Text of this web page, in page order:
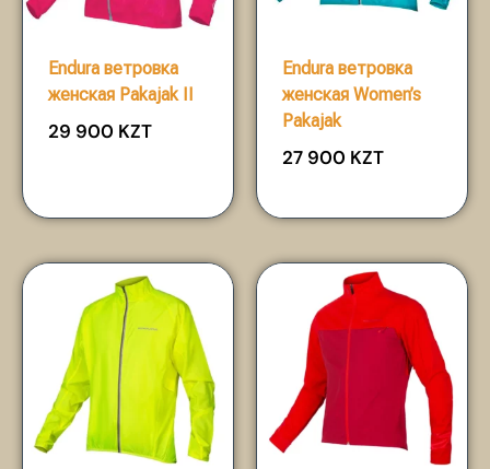
Endura ветровка
женская Pakajak II
29 900 KZT
Endura ветровка
женская Women’s
Pakajak
27 900 KZT